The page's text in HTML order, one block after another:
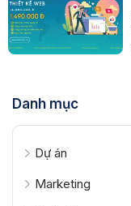
Danh mục
Dự án
Marketing